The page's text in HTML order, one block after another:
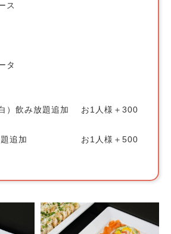
ス
タ
白）飲み放題追加 お1人様＋300
放題追加 お1人様＋500